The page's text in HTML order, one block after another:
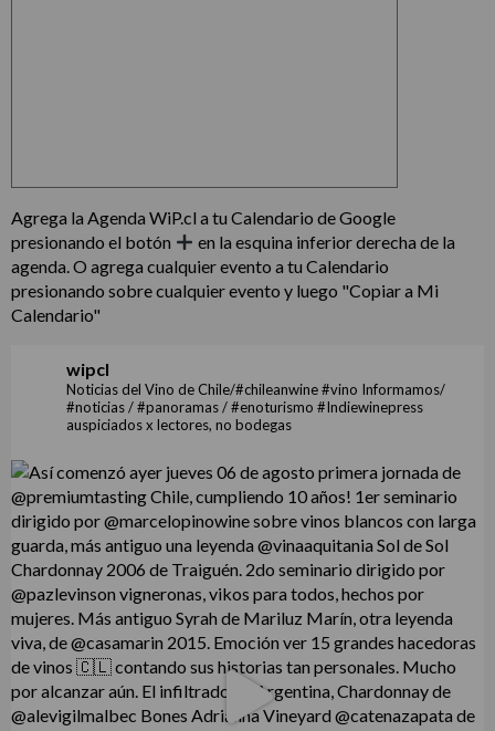
Agrega la Agenda WiP.cl a tu Calendario de Google
presionando el botón
en la esquina inferior derecha de la
agenda. O agrega cualquier evento a tu Calendario
presionando sobre cualquier evento y luego "Copiar a Mi
Calendario"
wipcl
Noticias del Vino de Chile/#chileanwine #vino Informamos/
#noticias / #panoramas / #enoturismo #Indiewinepress
auspiciados x lectores, no bodegas